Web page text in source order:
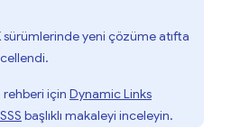
sürümlerinde yeni çözüme atıfta
rehberi için Dynamic Links
başlıklı makaleyi inceleyin.